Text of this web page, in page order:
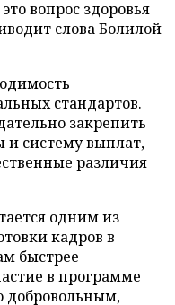
вопрос здоровья
слова Болилой
стандартов.
закрепить
и систему выплат,
различия
одним из
кадров в
быстрее
в программе
добровольным,